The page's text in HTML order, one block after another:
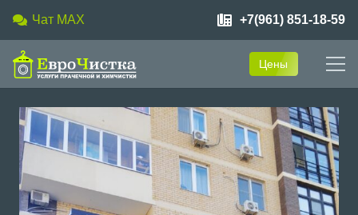
Чат MAX +7(961) 851-18-59
Цены